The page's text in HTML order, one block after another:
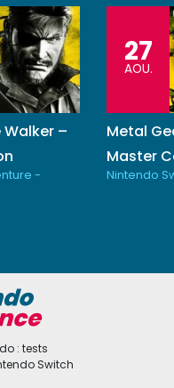
Walker –
-
27
AOU.
Metal
Master
Nintendo
: tests
Switch